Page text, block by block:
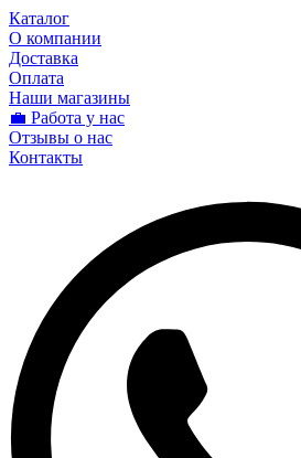
Каталог
О компании
Доставка
Оплата
Наши магазины
💼 Работа у нас
Отзывы о нас
Контакты